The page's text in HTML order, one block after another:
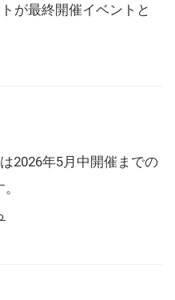
が最終開催イベントと
2026年5月中開催までの